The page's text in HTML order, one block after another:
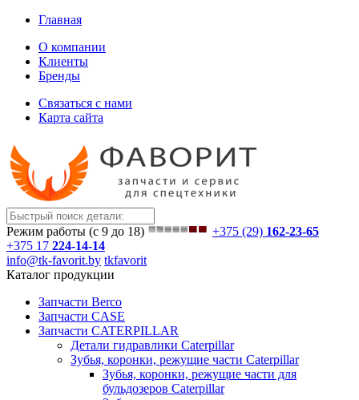
Главная
О компании
Клиенты
Бренды
Связаться с нами
Карта сайта
Режим работы (с 9 до 18) +375 (29) 162-23-65
+375 17 224-14-14
info@tk-favorit.by tkfavorit
Каталог продукции
Запчасти Berco
Запчасти CASE
Запчасти CATERPILLAR
Детали гидравлики Caterpillar
Зубья, коронки, режущие части Caterpillar
Зубья, коронки, режущие части для
бульдозеров Caterpillar